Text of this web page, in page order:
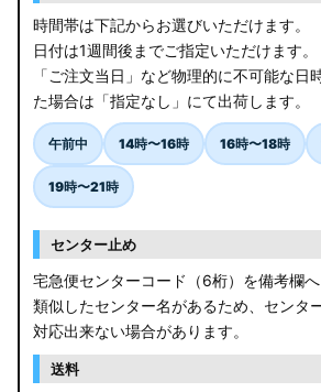
ZCEDS/ZDEDS/ZCDDS/ZDDDS スイフト
AZSH36W/AZSH37W クラウンスポーツ
LA400K コペン
汎用LEDバルブ
アウトレット
JB64W/JB74W/JC74W ジムニー/シエラ/ノ
時間帯は下記からお選びいただけます。
日付は1週間後までご指定いただけます。
「ご注文当日」など物理的に不可能な日
た場合は「指定なし」にて出荷します。
午前中 14時〜16時 16時〜18時
19時〜21時
センター止め
宅急便センターコード（6桁）を備考欄へ
類似したセンター名があるため、センタ
対応出来ない場合があります。
送料